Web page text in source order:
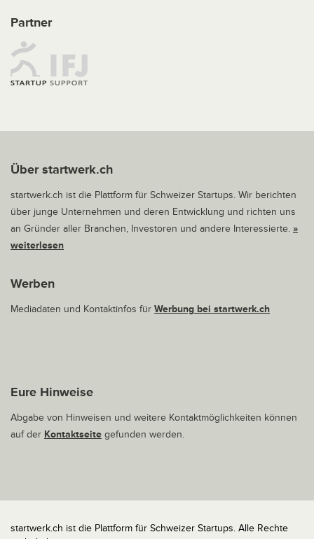
Partner
Über startwerk.ch
startwerk.ch ist die Plattform für Schweizer Startups. Wir berichten
über junge Unternehmen und deren Entwicklung und richten uns
an Gründer aller Branchen, Investoren und andere Interessierte. »
weiterlesen
Werben
Mediadaten und Kontaktinfos für Werbung bei startwerk.ch
Eure Hinweise
Abgabe von Hinweisen und weitere Kontaktmöglichkeiten können
auf der Kontaktseite gefunden werden.
startwerk.ch ist die Plattform für Schweizer Startups. Alle Rechte